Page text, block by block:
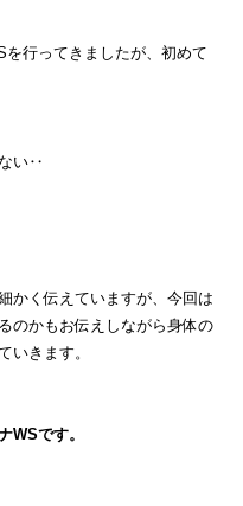
行ってきましたが、初めて
い‥
かく伝えていますが、今回は
のかもお伝えしながら身体の
いきます。
WSです。